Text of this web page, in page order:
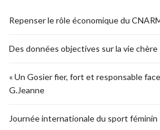
Repenser le rôle économique du
Des données objectives sur la vie chère
« Un Gosier fier, fort et responsable
G.Jeanne
Journée internationale du sport féminin